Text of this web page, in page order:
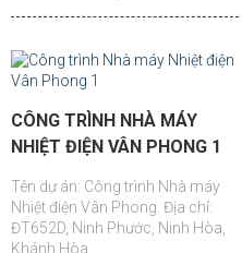
CÔNG TRÌNH NHÀ MÁY
NHIỆT ĐIỆN VÂN PHONG 1
Tên dự án: Công trình Nhà máy
Nhiệt điện Vân Phong. Địa chỉ:
ĐT652D, Ninh Phước, Ninh Hòa,
Khánh Hòa